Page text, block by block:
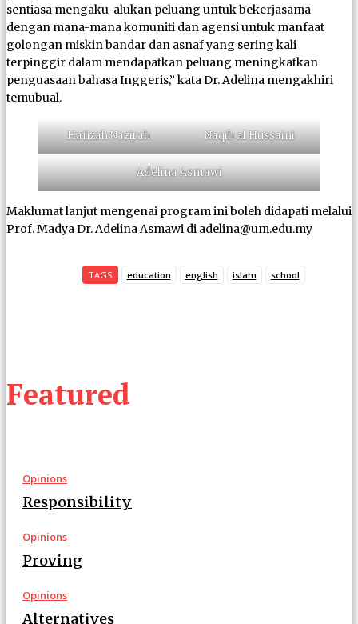
Featured
Opinions
Responsibility
Opinions
Proving
Opinions
Alternatives
sentiasa mengaku-alukan peluang untuk bekerjasama
dengan mana-mana komuniti dan agensi untuk manfaat
golongan miskin bandar dan asnaf yang sering kali
terpinggir dalam mendapatkan peluang meningkatkan
penguasaan bahasa Inggeris,” kata Dr. Adelina mengakhiri
temubual.
Hafizah Nazirah Naqib al Hussaini
Adelina Asmawi
Maklumat lanjut mengenai program ini boleh didapati melalui
Prof. Madya Dr. Adelina Asmawi di adelina@um.edu.my
TAGS education english islam school